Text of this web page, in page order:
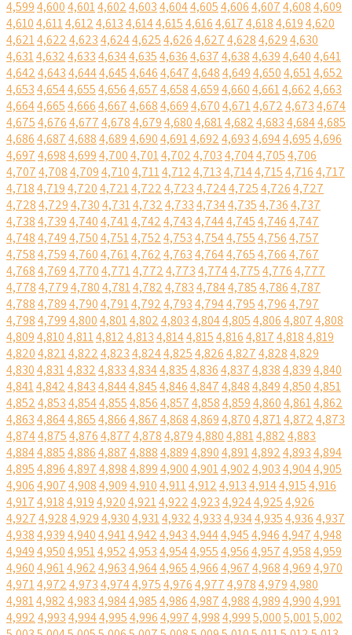
4,5994,6004,6014,6024,6034,6044,6054,6064,6074,6084,609
4,6104,6114,6124,6134,6144,6154,6164,6174,6184,6194,620
4,6214,6224,6234,6244,6254,6264,6274,6284,6294,630
4,6314,6324,6334,6344,6354,6364,6374,6384,6394,6404,641
4,6424,6434,6444,6454,6464,6474,6484,6494,6504,6514,652
4,6534,6544,6554,6564,6574,6584,6594,6604,6614,6624,663
4,6644,6654,6664,6674,6684,6694,6704,6714,6724,6734,674
4,6754,6764,6774,6784,6794,6804,6814,6824,6834,6844,685
4,6864,6874,6884,6894,6904,6914,6924,6934,6944,6954,696
4,6974,6984,6994,7004,7014,7024,7034,7044,7054,706
4,7074,7084,7094,7104,7114,7124,7134,7144,7154,7164,717
4,7184,7194,7204,7214,7224,7234,7244,7254,7264,727
4,7284,7294,7304,7314,7324,7334,7344,7354,7364,737
4,7384,7394,7404,7414,7424,7434,7444,7454,7464,747
4,7484,7494,7504,7514,7524,7534,7544,7554,7564,757
4,7584,7594,7604,7614,7624,7634,7644,7654,7664,767
4,7684,7694,7704,7714,7724,7734,7744,7754,7764,777
4,7784,7794,7804,7814,7824,7834,7844,7854,7864,787
4,7884,7894,7904,7914,7924,7934,7944,7954,7964,797
4,7984,7994,8004,8014,8024,8034,8044,8054,8064,8074,808
4,8094,8104,8114,8124,8134,8144,8154,8164,8174,8184,819
4,8204,8214,8224,8234,8244,8254,8264,8274,8284,829
4,8304,8314,8324,8334,8344,8354,8364,8374,8384,8394,840
4,8414,8424,8434,8444,8454,8464,8474,8484,8494,8504,851
4,8524,8534,8544,8554,8564,8574,8584,8594,8604,8614,862
4,8634,8644,8654,8664,8674,8684,8694,8704,8714,8724,873
4,8744,8754,8764,8774,8784,8794,8804,8814,8824,883
4,8844,8854,8864,8874,8884,8894,8904,8914,8924,8934,894
4,8954,8964,8974,8984,8994,9004,9014,9024,9034,9044,905
4,9064,9074,9084,9094,9104,9114,9124,9134,9144,9154,916
4,9174,9184,9194,9204,9214,9224,9234,9244,9254,926
4,9274,9284,9294,9304,9314,9324,9334,9344,9354,9364,937
4,9384,9394,9404,9414,9424,9434,9444,9454,9464,9474,948
4,9494,9504,9514,9524,9534,9544,9554,9564,9574,9584,959
4,9604,9614,9624,9634,9644,9654,9664,9674,9684,9694,970
4,9714,9724,9734,9744,9754,9764,9774,9784,9794,980
4,9814,9824,9834,9844,9854,9864,9874,9884,9894,9904,991
4,9924,9934,9944,9954,9964,9974,9984,9995,0005,0015,002